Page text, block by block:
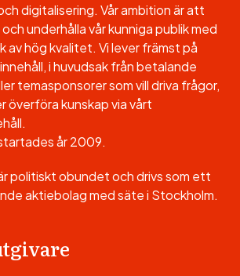
digitalisering. Vår ambition är att
underhålla vår kunniga publik med
av hög kvalitet. Vi lever främst på
i huvudsak från betalande
temasponsorer som vill driva frågor,
överföra kunskap via vårt
år 2009.
politiskt obundet och drivs som ett
aktiebolag med säte i Stockholm.